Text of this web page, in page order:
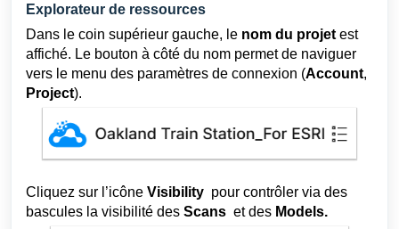
Explorateur de ressources
Dans le coin supérieur gauche, le nom du projet est
affiché. Le bouton à côté du nom permet de naviguer
vers le menu des paramètres de connexion (Account,
Project).
Cliquez sur l’icône Visibility pour contrôler via des
bascules la visibilité des Scans et des Models.